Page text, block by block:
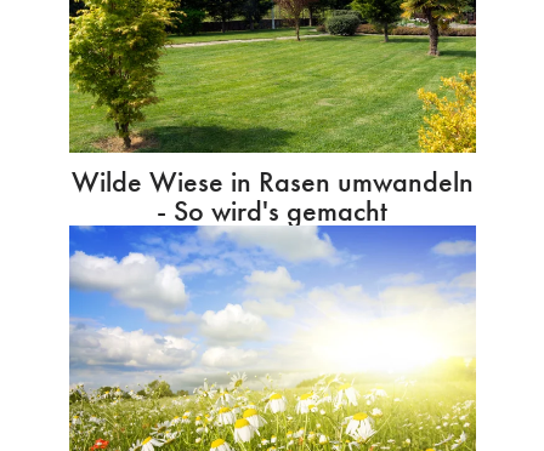
Wilde Wiese in Rasen umwandeln
- So wird's gemacht